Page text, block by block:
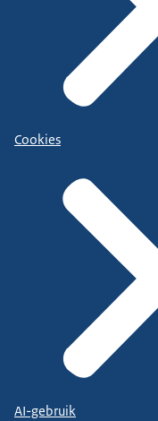
Cookies
AI-gebruik